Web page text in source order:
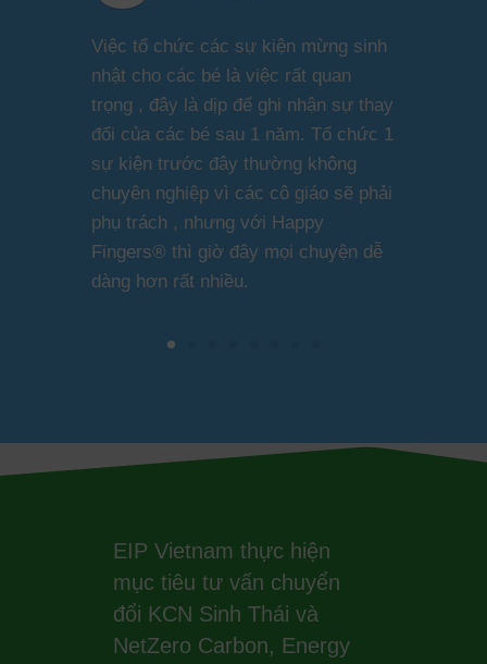
Việc tổ chức các sự kiện mừng sinh
nhật cho các bé là việc rất quan
trọng , đây là dịp để ghi nhận sự thay
đổi của các bé sau 1 năm. Tổ chức 1
sự kiện trước đây thường không
chuyên nghiệp vì các cô giáo sẽ phải
phụ trách , nhưng với Happy
Fingers® thì giờ đây mọi chuyện dễ
dàng hơn rất nhiều.
EIP Vietnam thực hiện
mục tiêu tư vấn chuyển
đổi KCN Sinh Thái và
NetZero Carbon, Energy